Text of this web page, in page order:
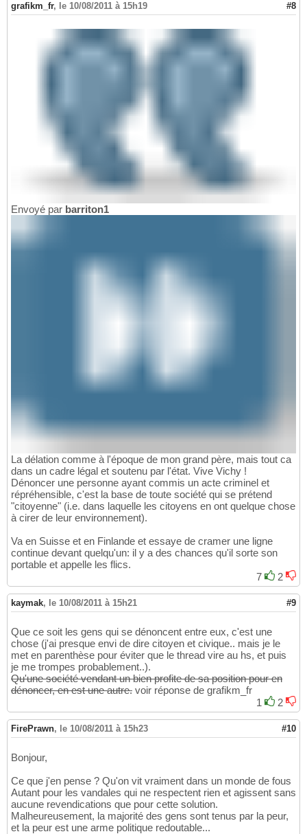
grafikm_fr, le 10/08/2011 à 15h19 #8
Envoyé par barriton1
La délation comme à l'époque de mon grand père, mais tout ca
dans un cadre légal et soutenu par l'état. Vive Vichy !
Dénoncer une personne ayant commis un acte criminel et
répréhensible, c'est la base de toute société qui se prétend
"citoyenne" (i.e. dans laquelle les citoyens en ont quelque chose
à cirer de leur environnement).
Va en Suisse et en Finlande et essaye de cramer une ligne
continue devant quelqu'un: il y a des chances qu'il sorte son
portable et appelle les flics.
7
2
kaymak, le 10/08/2011 à 15h21 #9
Que ce soit les gens qui se dénoncent entre eux, c'est une
chose (j'ai presque envi de dire citoyen et civique.. mais je le
met en parenthèse pour éviter que le thread vire au hs, et puis
je me trompes probablement..).
Qu'une société vendant un bien profite de sa position pour en
dénoncer, en est une autre. voir réponse de grafikm_fr
1
2
FirePrawn, le 10/08/2011 à 15h23 #10
Bonjour,
Ce que j'en pense ? Qu'on vit vraiment dans un monde de fous
Autant pour les vandales qui ne respectent rien et agissent sans
aucune revendications que pour cette solution.
Malheureusement, la majorité des gens sont tenus par la peur,
et la peur est une arme politique redoutable...